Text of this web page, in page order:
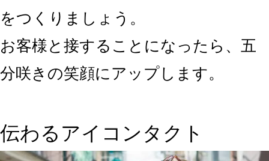
をつくりましょう。
お客様と接することになったら、五
分咲きの笑顔にアップします。
伝わるアイコンタクト